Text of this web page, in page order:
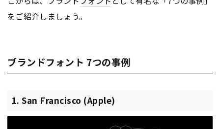
をご紹介しましょう。
ブランドフォント 7つの事例
1. San Francisco (Apple)